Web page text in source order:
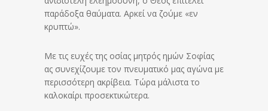
παράδοξα θαύματα. Αρκεί να ζούμε «εν
κρυπτώ».
Με τις ευχές της οσίας μητρός ημών Σοφίας
ας συνεχίζουμε τον πνευματικό μας αγώνα με
περισσότερη ακρίβεια. Τώρα μάλιστα το
καλοκαίρι προσεκτικώτερα.